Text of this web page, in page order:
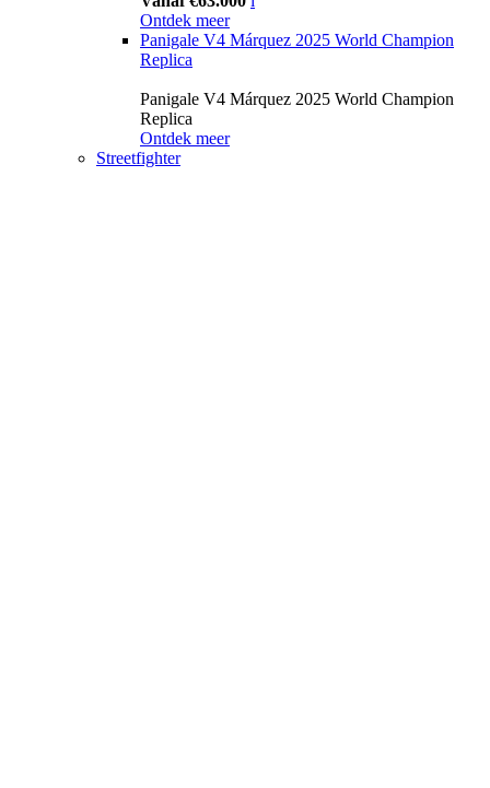
Ontdek meer
Panigale V4 Márquez 2025 World Champion
Replica
Panigale V4 Márquez 2025 World Champion
Replica
Ontdek meer
Streetfighter